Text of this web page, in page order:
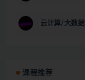
云计算/大数据
课程推荐